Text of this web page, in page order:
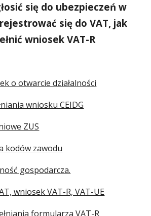
się do ubezpieczeń w
się do VAT, jak
wniosek VAT-R
o otwarcie działalności
wniosku CEIDG
ZUS
kodów zawodu
gospodarcza.
wniosek VAT-R, VAT-UE
formularza VAT-R